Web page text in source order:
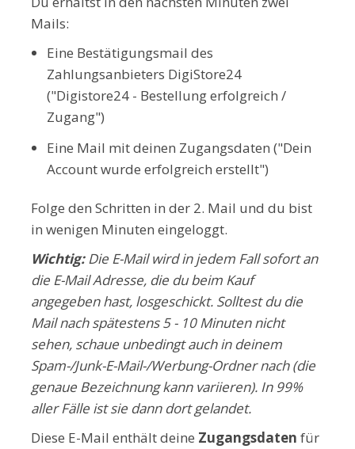
Mails:
Eine Bestätigungsmail des
Zahlungsanbieters DigiStore24
("Digistore24 - Bestellung erfolgreich /
Zugang")
Eine Mail mit deinen Zugangsdaten ("Dein
Account wurde erfolgreich erstellt")
Folge den Schritten in der 2. Mail und du bist
in wenigen Minuten eingeloggt.
Wichtig:Die E-Mail wird in jedem Fall sofort an
die E-Mail Adresse, die du beim Kauf
angegeben hast, losgeschickt. Solltest du die
Mail nach spätestens 5 - 10 Minuten nicht
sehen, schaue unbedingt auch in deinem
Spam-/Junk-E-Mail-/Werbung-Ordner nach (die
genaue Bezeichnung kann variieren). In 99%
aller Fälle ist sie dann dort gelandet.
Diese E-Mail enthält deine Zugangsdaten für